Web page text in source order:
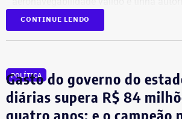
Intervenções
serviço aéreo especializado (SAE) de
conforme informações do Registro
Em 55 dias, dois
helicópteros deixam 10
CONTINUE LENDO
POLÍTICA
Gasto do governo do
diárias supera R$ 84
quatro anos; e o campeão